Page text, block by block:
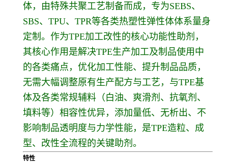
体，由特殊共聚工艺制备而成，专为SEBS、
SBS、TPU、TPR等各类热塑性弹性体体系量身
定制。作为TPE加工改性的核心功能性助剂，
其核心作用是解决TPE生产加工及制品使用中
的各类痛点，优化加工性能、提升制品品质，
无需大幅调整原有生产配方与工艺，与TPE基
体及各类常规辅料（白油、爽滑剂、抗氧剂、
填料等）相容性优异，添加量低、无析出、不
影响制品透明度与力学性能，是TPE造粒、成
型、改性全流程的关键助剂。
特性